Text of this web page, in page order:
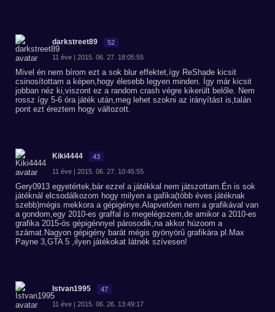
darkstreet89 52
11 éve | 2015. 06. 27. 18:05:55
Mivel én nem bírom ezt a sok blur effektet,így ReShade kicsit
csinosítottam a képen,hogy élesebb legyen minden. Így már kicsit
jobban néz ki,viszont ez a random crash végre kikerült belőle. Nem
rossz így 5-6 óra játék után,meg lehet szokni az irányítást is,talán
pont ezt éreztem hogy változott.
Kiki4444 43
11 éve | 2015. 06. 27. 10:45:55
Gery0913 egyetértek,bár ezzel a játékkal nem játszottam.Én is sok
játéknál elcsodálkozom hogy milyen a gafika(több éves játéknak
szebb)mégis mekkora a gépigénye.Alapvetően nem a grafikával van
a gondom,egy 2010-es graffal is megelégszem,de amikor a 2010-es
grafika 2015-ös gépigénnyel párosodik,na akkor húzoom a
számat.Nagyon gépigény barát mégis gyönyörű grafikára pl.Max
Payne 3,GTA 5 ,ilyen játékokat látnék szívesen!
Istvan1995 47
11 éve | 2015. 06. 26. 13:49:17